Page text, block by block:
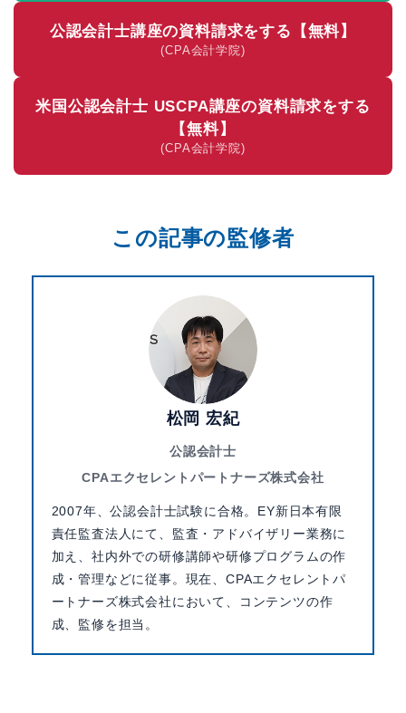
公認会計士講座の資料請求をする【無料】
(CPA会計学院)
米国公認会計士 USCPA講座の資料請求をする
【無料】
(CPA会計学院)
この記事の監修者
松岡 宏紀
公認会計士
CPAエクセレントパートナーズ株式会社
2007年、公認会計士試験に合格。EY新日本有限
責任監査法人にて、監査・アドバイザリー業務に
加え、社内外での研修講師や研修プログラムの作
成・管理などに従事。現在、CPAエクセレントパ
ートナーズ株式会社において、コンテンツの作
成、監修を担当。